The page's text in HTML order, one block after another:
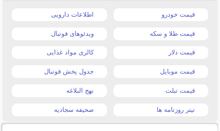
قیمت خودرو اطلاعات دارویی
قیمت طلا و سکه ویدئوهای فوتبال
قیمت دلار کالری مواد غذایی
قیمت موبایل جدول پخش فوتبال
قیمت تبلت نهج البلاغه
تیتر روزنامه ها صحیفه سجادیه